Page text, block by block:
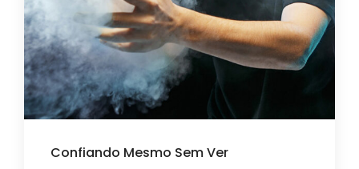
Confiando Mesmo Sem Ver